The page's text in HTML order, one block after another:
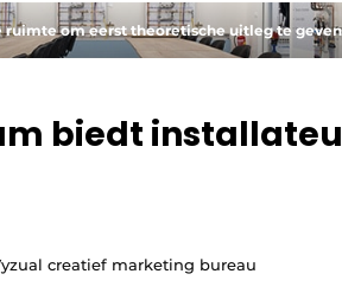
ruimte om eerst theoretische uitleg te
biedt
creatief marketing bureau